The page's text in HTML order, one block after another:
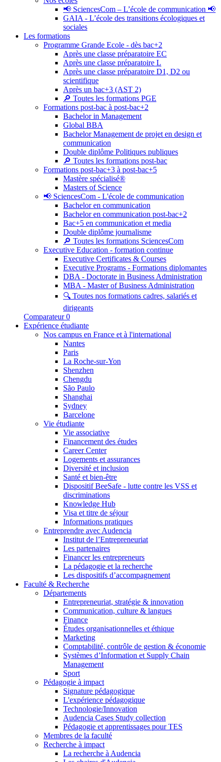
📢 SciencesCom – L’école de communication 📢
GAIA - L’école des transitions écologiques et
sociales
Les formations
Programme Grande Ecole - dès bac+2
Après une classe préparatoire EC
Après une classe préparatoire L
Après une classe préparatoire D1, D2 ou
scientifique
Après un bac+3 (AST 2)
🔎 Toutes les formations PGE
Formations post-bac à post-bac+2
Bachelor in Management
Global BBA
Bachelor Management de projet en design et
communication
Double diplôme Politiques publiques
🔎 Toutes les formations post-bac
Formations post-bac+3 à post-bac+5
Mastère spécialisé®
Masters of Science
📢 SciencesCom - L'école de communication
Bachelor en communication
Bachelor en communication post-bac+2
Bac+5 en communication et media
Double diplôme journalisme
🔎 Toutes les formations SciencesCom
Executive Education - formation continue
Executive Certificates & Courses
Executive Programs - Formations diplomantes
DBA - Doctorate in Business Administration
MBA - Master of Business Administration
🔍 Toutes nos formations cadres, salariés et
dirigeants
Comparateur 0
Expérience étudiante
Nos campus en France et à l'international
Nantes
Paris
La Roche-sur-Yon
Shenzhen
Chengdu
São Paulo
Shanghai
Sydney
Barcelone
Vie étudiante
Vie associative
Financement des études
Career Center
Logements et assurances
Diversité et inclusion
Santé et bien-être
Dispositif BeeSafe - lutte contre les VSS et
discriminations
Knowledge Hub
Visa et titre de séjour
Informations pratiques
Entreprendre avec Audencia
Institut de l’Entrepreneuriat
Les partenaires
Financer les entrepreneurs
La pédagogie et la recherche
Les dispositifs d’accompagnement
Faculté & Recherche
Départements
Entrepreneuriat, stratégie & innovation
Communication, culture & langues
Finance
Études organisationnelles et éthique
Marketing
Comptabilité, contrôle de gestion & économie
Systèmes d’Information et Supply Chain
Management
Sport
Pédagogie à impact
Signature pédagogique
L'expérience pédagogique
Technologie/Innovation
Audencia Cases Study collection
Pédagogie et apprentissages pour TES
Membres de la faculté
Recherche à impact
La recherche à Audencia